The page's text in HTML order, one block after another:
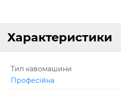
Характеристики
Тип кавомашини
Професійна